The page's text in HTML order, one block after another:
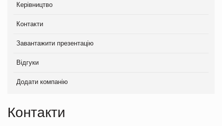
Керівництво
Контакти
Завантажити презентацію
Відгуки
Додати компанію
Контакти